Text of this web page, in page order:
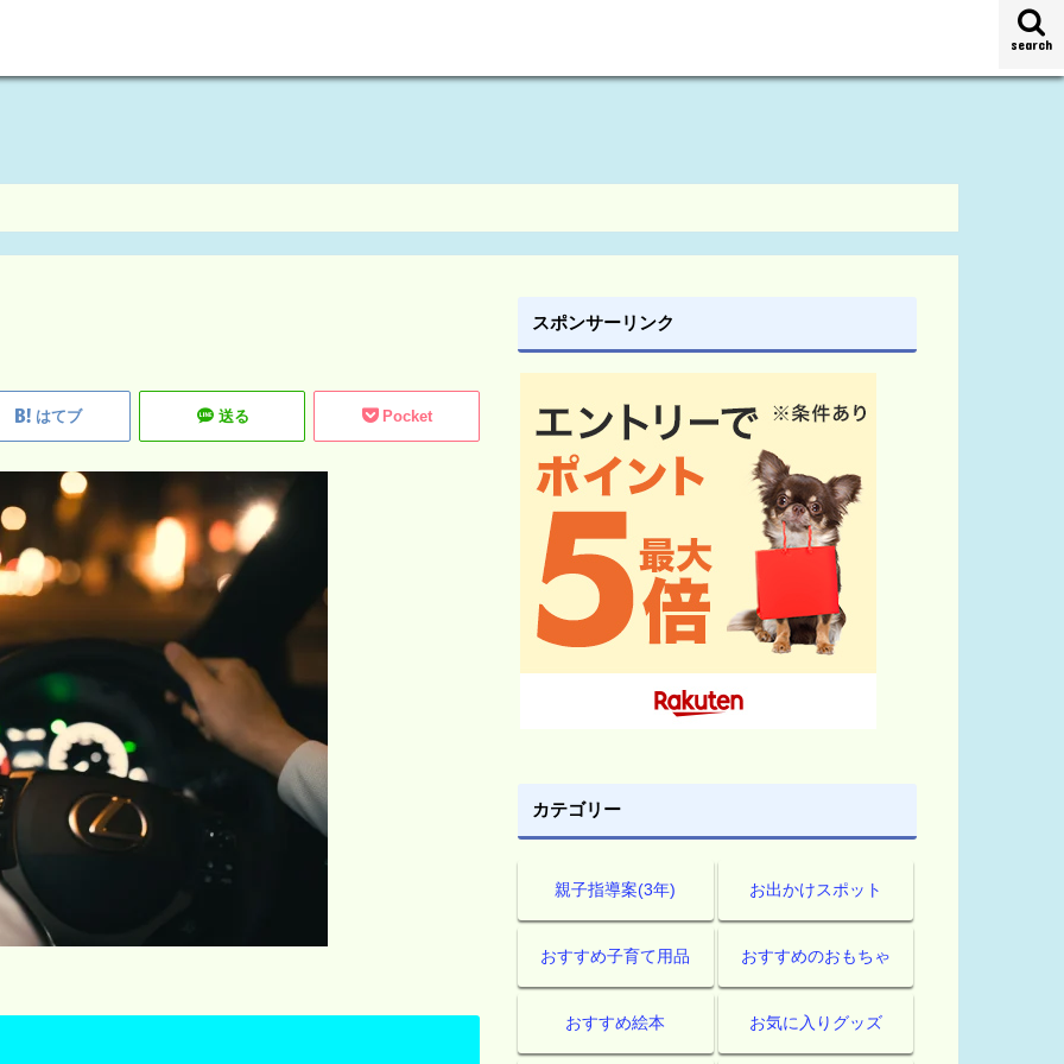
search
はてブ 送る Pocket
スポンサーリンク
カテゴリー
親子指導案(3年) お出かけスポット
おすすめ子育て用品 おすすめのおもちゃ
おすすめ絵本 お気に入りグッズ